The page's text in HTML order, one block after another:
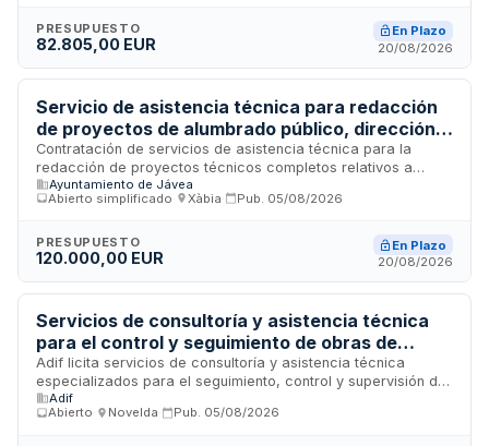
contrato incluye trabajos de campo, investigación y
documentación arqueológica conforme a las prescripciones
PRESUPUESTO
82.805,00 EUR
En Plazo
20/08/2026
Servicio de asistencia técnica para redacción
de proyectos de alumbrado público, dirección
de obra y coordinación de seguridad y salud -
Ayuntamiento de Xàbia
Contratación de servicios de asistencia técnica para la
redacción de proyectos técnicos completos relativos a
alumbrado público, incluyendo dirección de obra y
coordinación de seguridad y salud en el término municipal de
planos, mediciones, presupuestos y estudios luminotécnicos
conforme al Reglamento Electrotécnico para Baja Tensión,
coordinación necesarios para la ejecución de
infraestructuras de iluminación pública municipal.
Ayuntamiento de Jávea
Abierto simplificado
Xàbia Pub. 05/08/2026
PRESUPUESTO
120.000,00 EUR
En Plazo
20/08/2026
Servicios de consultoría y asistencia técnica
para el control y seguimiento de obras de
instalaciones de seguridad y comunicaciones
ferroviarias en el tramo La Encina-Alicante
Adif licita servicios de consultoría y asistencia técnica
especializados para el seguimiento, control y supervisión de
las obras del proyecto constructivo de instalaciones de
seguridad y comunicaciones en la provincia de Alicante. El
Adif
Abierto
Novelda Pub. 05/08/2026